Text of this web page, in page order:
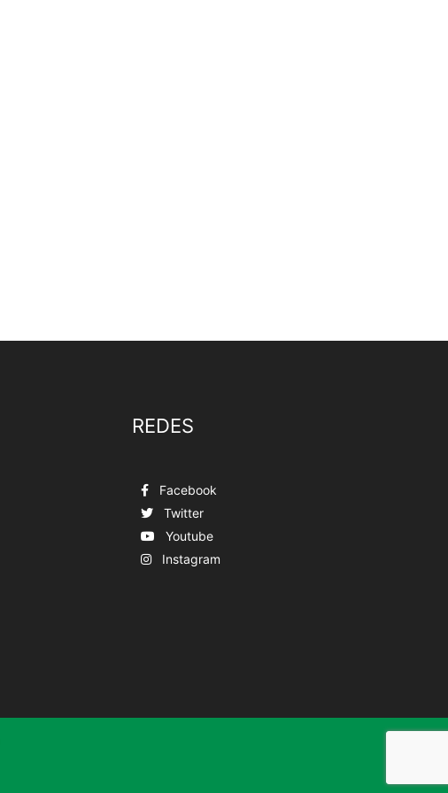
REDES
Facebook
Twitter
Youtube
Instagram